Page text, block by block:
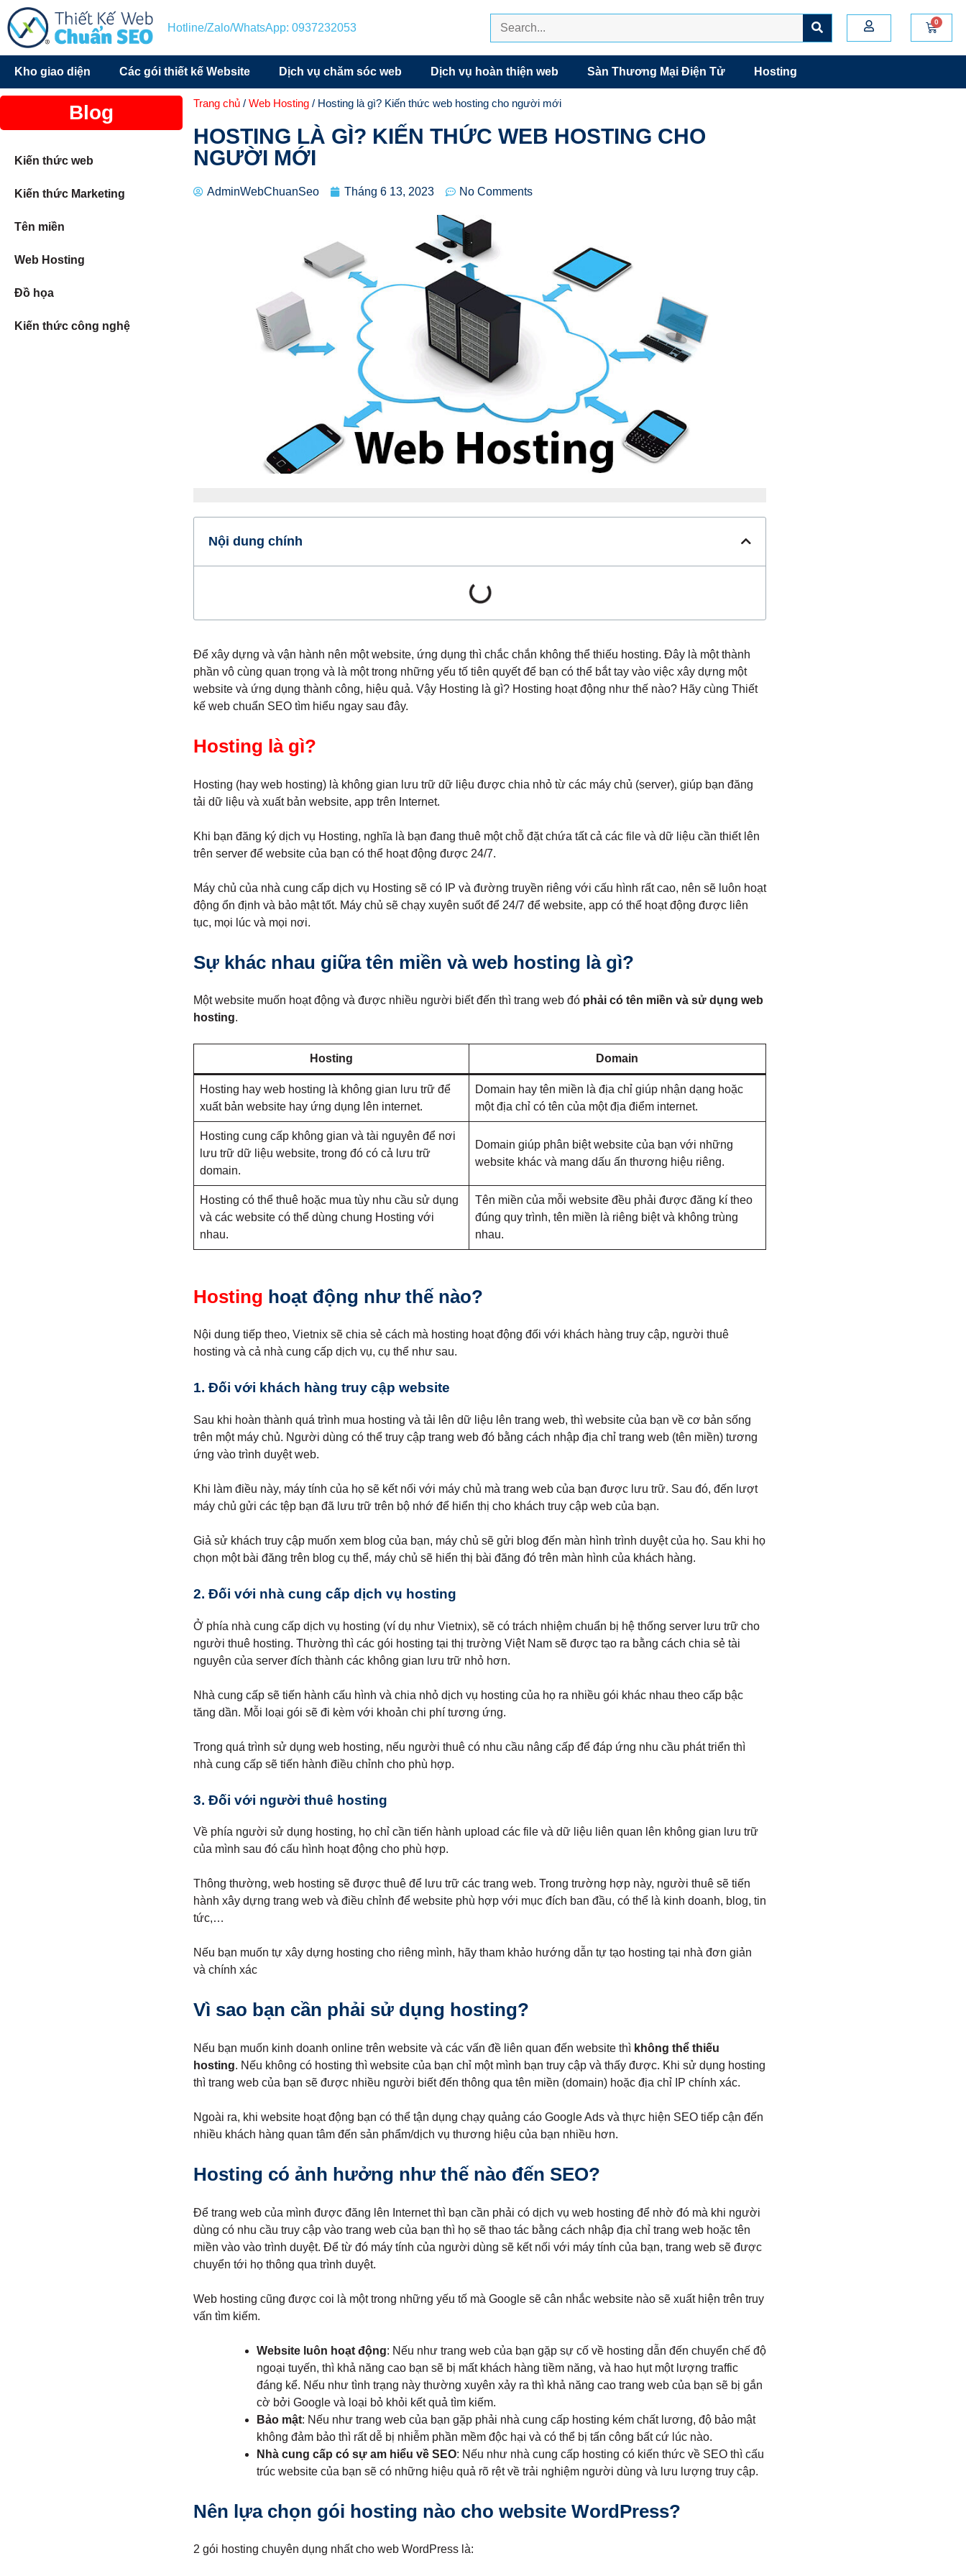
Hotline/Zalo/WhatsApp: 0937232053
Kho giao diện Các gói thiết kế Website Dịch vụ chăm sóc web Dịch vụ hoàn thiện web Sàn Thương Mại Điện Tử Hosting
Blog
Kiến thức web
Kiến thức Marketing
Tên miền
Web Hosting
Đồ họa
Kiến thức công nghệ
Trang chủ/ Web Hosting/ Hosting là gì? Kiến thức web hosting cho người mới
HOSTING LÀ GÌ? KIẾN THỨC WEB HOSTING CHO
NGƯỜI MỚI
AdminWebChuanSeo Tháng 6 13, 2023 No Comments
Nội dung chính
Để xây dựng và vận hành nên một website, ứng dụng thì chắc chắn không thể thiếu hosting. Đây là một thành
phần vô cùng quan trọng và là một trong những yếu tố tiên quyết để bạn có thể bắt tay vào việc xây dựng một
website và ứng dụng thành công, hiệu quả. Vậy Hosting là gì? Hosting hoạt động như thế nào? Hãy cùng Thiết
kế web chuẩn SEO tìm hiểu ngay sau đây.
Hosting là gì?
Hosting (hay web hosting) là không gian lưu trữ dữ liệu được chia nhỏ từ các máy chủ (server), giúp bạn đăng
tải dữ liệu và xuất bản website, app trên Internet.
Khi bạn đăng ký dịch vụ Hosting, nghĩa là bạn đang thuê một chỗ đặt chứa tất cả các file và dữ liệu cần thiết lên
trên server để website của bạn có thể hoạt động được 24/7.
Máy chủ của nhà cung cấp dịch vụ Hosting sẽ có IP và đường truyền riêng với cấu hình rất cao, nên sẽ luôn hoạt
động ổn định và bảo mật tốt. Máy chủ sẽ chạy xuyên suốt để 24/7 để website, app có thể hoạt động được liên
tục, mọi lúc và mọi nơi.
Sự khác nhau giữa tên miền và web hosting là gì?
Một website muốn hoạt động và được nhiều người biết đến thì trang web đó phải có tên miền và sử dụng web
hosting.
Hosting Domain
Hosting hay web hosting là không gian lưu trữ để
xuất bản website hay ứng dụng lên internet.
Domain hay tên miền là địa chỉ giúp nhận dạng hoặc
một địa chỉ có tên của một địa điểm internet.
Hosting cung cấp không gian và tài nguyên để nơi
lưu trữ dữ liệu website, trong đó có cả lưu trữ
domain.
Domain giúp phân biệt website của bạn với những
website khác và mang dấu ấn thương hiệu riêng.
Hosting có thể thuê hoặc mua tùy nhu cầu sử dụng
và các website có thể dùng chung Hosting với
nhau.
Tên miền của mỗi website đều phải được đăng kí theo
đúng quy trình, tên miền là riêng biệt và không trùng
nhau.
Hosting hoạt động như thế nào?
Nội dung tiếp theo, Vietnix sẽ chia sẻ cách mà hosting hoạt động đối với khách hàng truy cập, người thuê
hosting và cả nhà cung cấp dịch vụ, cụ thể như sau.
1. Đối với khách hàng truy cập website
Sau khi hoàn thành quá trình mua hosting và tải lên dữ liệu lên trang web, thì website của bạn về cơ bản sống
trên một máy chủ. Người dùng có thể truy cập trang web đó bằng cách nhập địa chỉ trang web (tên miền) tương
ứng vào trình duyệt web.
Khi làm điều này, máy tính của họ sẽ kết nối với máy chủ mà trang web của bạn được lưu trữ. Sau đó, đến lượt
máy chủ gửi các tệp bạn đã lưu trữ trên bộ nhớ để hiển thị cho khách truy cập web của bạn.
Giả sử khách truy cập muốn xem blog của bạn, máy chủ sẽ gửi blog đến màn hình trình duyệt của họ. Sau khi họ
chọn một bài đăng trên blog cụ thể, máy chủ sẽ hiển thị bài đăng đó trên màn hình của khách hàng.
2. Đối với nhà cung cấp dịch vụ hosting
Ở phía nhà cung cấp dịch vụ hosting (ví dụ như Vietnix), sẽ có trách nhiệm chuẩn bị hệ thống server lưu trữ cho
người thuê hosting. Thường thì các gói hosting tại thị trường Việt Nam sẽ được tạo ra bằng cách chia sẻ tài
nguyên của server đích thành các không gian lưu trữ nhỏ hơn.
Nhà cung cấp sẽ tiến hành cấu hình và chia nhỏ dịch vụ hosting của họ ra nhiều gói khác nhau theo cấp bậc
tăng dần. Mỗi loại gói sẽ đi kèm với khoản chi phí tương ứng.
Trong quá trình sử dụng web hosting, nếu người thuê có nhu cầu nâng cấp để đáp ứng nhu cầu phát triển thì
nhà cung cấp sẽ tiến hành điều chỉnh cho phù hợp.
3. Đối với người thuê hosting
Về phía người sử dụng hosting, họ chỉ cần tiến hành upload các file và dữ liệu liên quan lên không gian lưu trữ
của mình sau đó cấu hình hoạt động cho phù hợp.
Thông thường, web hosting sẽ được thuê để lưu trữ các trang web. Trong trường hợp này, người thuê sẽ tiến
hành xây dựng trang web và điều chỉnh để website phù hợp với mục đích ban đầu, có thể là kinh doanh, blog, tin
tức,…
Nếu bạn muốn tự xây dựng hosting cho riêng mình, hãy tham khảo hướng dẫn tự tạo hosting tại nhà đơn giản
và chính xác
Vì sao bạn cần phải sử dụng hosting?
Nếu bạn muốn kinh doanh online trên website và các vấn đề liên quan đến website thì không thể thiếu
hosting. Nếu không có hosting thì website của bạn chỉ một mình bạn truy cập và thấy được. Khi sử dụng hosting
thì trang web của bạn sẽ được nhiều người biết đến thông qua tên miền (domain) hoặc địa chỉ IP chính xác.
Ngoài ra, khi website hoạt động bạn có thể tận dụng chạy quảng cáo Google Ads và thực hiện SEO tiếp cận đến
nhiều khách hàng quan tâm đến sản phẩm/dịch vụ thương hiệu của bạn nhiều hơn.
Hosting có ảnh hưởng như thế nào đến SEO?
Để trang web của mình được đăng lên Internet thì bạn cần phải có dịch vụ web hosting để nhờ đó mà khi người
dùng có nhu cầu truy cập vào trang web của bạn thì họ sẽ thao tác bằng cách nhập địa chỉ trang web hoặc tên
miền vào vào trình duyệt. Để từ đó máy tính của người dùng sẽ kết nối với máy tính của bạn, trang web sẽ được
chuyển tới họ thông qua trình duyệt.
Web hosting cũng được coi là một trong những yếu tố mà Google sẽ cân nhắc website nào sẽ xuất hiện trên truy
vấn tìm kiếm.
Website luôn hoạt động: Nếu như trang web của bạn gặp sự cố về hosting dẫn đến chuyển chế độ
ngoại tuyến, thì khả năng cao bạn sẽ bị mất khách hàng tiềm năng, và hao hụt một lượng traffic
đáng kể. Nếu như tình trạng này thường xuyên xảy ra thì khả năng cao trang web của bạn sẽ bị gắn
cờ bởi Google và loại bỏ khỏi kết quả tìm kiếm.
Bảo mật: Nếu như trang web của bạn gặp phải nhà cung cấp hosting kém chất lương, độ bảo mật
không đảm bảo thì rất dễ bị nhiễm phần mềm độc hại và có thể bị tấn công bất cứ lúc nào.
Nhà cung cấp có sự am hiểu về SEO: Nếu như nhà cung cấp hosting có kiến thức về SEO thì cấu
trúc website của bạn sẽ có những hiệu quả rõ rệt về trải nghiệm người dùng và lưu lượng truy cập.
Nên lựa chọn gói hosting nào cho website WordPress?
2 gói hosting chuyên dụng nhất cho web WordPress là: